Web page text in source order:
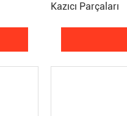
Kazıcı Parçaları